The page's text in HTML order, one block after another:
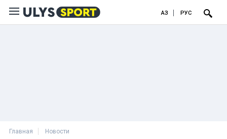
ҚАЗ РУС
Главная Новости